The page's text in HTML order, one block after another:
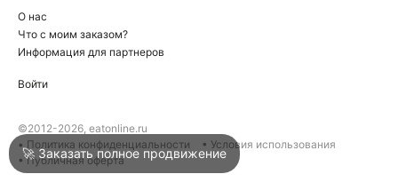
Войти
Написать в техподдержку
О нас
Что с моим заказом?
Информация для партнеров
Войти
©2012-2026, eatonline.ru
• Политика конфиденциальности
• Условия использования
• Публичная оферта
🚀 Заказать полное продвижение